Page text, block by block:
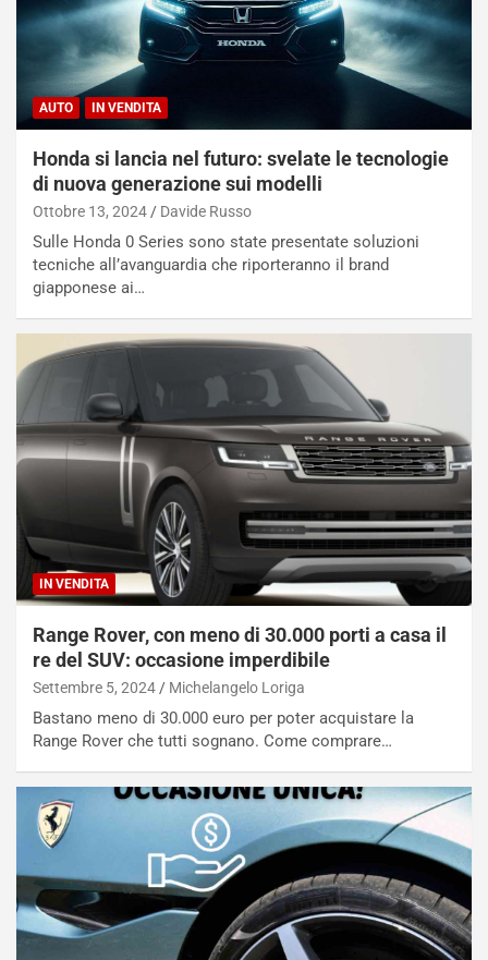
AUTO IN VENDITA
Honda si lancia nel futuro: svelate le tecnologie
di nuova generazione sui modelli
Ottobre 13, 2024 Davide Russo
Sulle Honda 0 Series sono state presentate soluzioni
tecniche all’avanguardia che riporteranno il brand
giapponese ai…
IN VENDITA
Range Rover, con meno di 30.000 porti a casa il
re del SUV: occasione imperdibile
Settembre 5, 2024 Michelangelo Loriga
Bastano meno di 30.000 euro per poter acquistare la
Range Rover che tutti sognano. Come comprare…